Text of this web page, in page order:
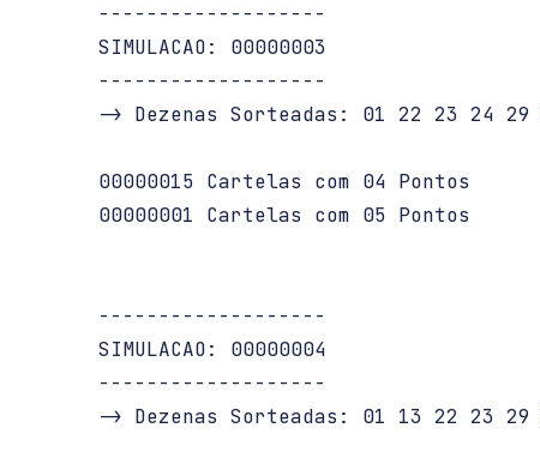
   -------------------
   SIMULACAO: 00000003
   -------------------
-> Dezenas Sorteadas: 01 22 23 24 29
   00000015 Cartelas com 04 Pontos
   00000001 Cartelas com 05 Pontos
   -------------------
   SIMULACAO: 00000004
   -------------------
-> Dezenas Sorteadas: 01 13 22 23 29